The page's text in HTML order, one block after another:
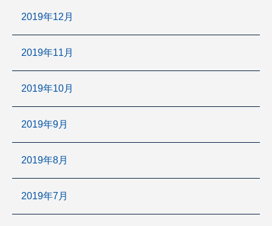
2019年12月
2019年11月
2019年10月
2019年9月
2019年8月
2019年7月